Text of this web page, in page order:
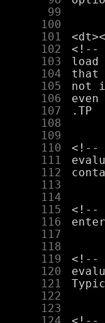
     99
    100
    101
    102
    103
    104
    105
    106
    107
    108
    109
    110
    111
    112
    113
    114
    115
    116
    117
    118
    119
    120
    121
    122
    123